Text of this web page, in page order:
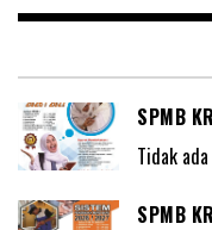
SPMB
Tidak
SPMB